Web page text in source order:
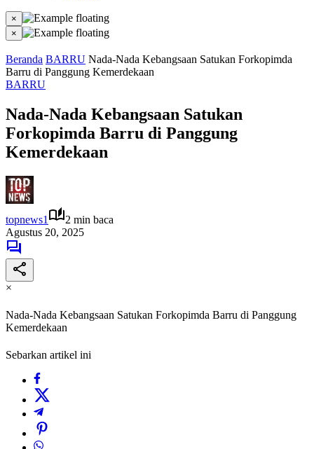
×
×
Beranda BARRU Nada-Nada Kebangsaan Satukan Forkopimda
Barru di Panggung Kemerdekaan
BARRU
Nada-Nada Kebangsaan Satukan
Forkopimda Barru di Panggung
Kemerdekaan
topnews1
2 min baca
Agustus 20, 2025
×
Nada-Nada Kebangsaan Satukan Forkopimda Barru di Panggung
Kemerdekaan
Sebarkan artikel ini